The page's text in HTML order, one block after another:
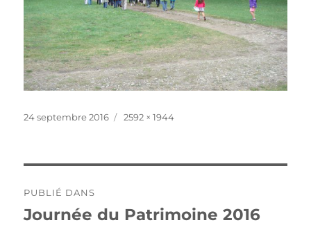
Publié
24 septembre 2016
Taille
2592 × 1944
de
PUBLIÉ DANS
Journée du Patrimoine 2016